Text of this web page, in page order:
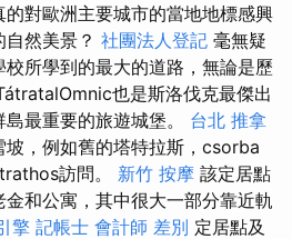
對歐洲主要城市的當地地標感興
然美景？ 社團法人登記 毫無疑
所學到的最大的道路，無論是歷
也是斯洛伐克最傑出
最重要的旅遊城堡。 台北 推拿
，例如舊的塔特拉斯，csorba
訪問。 新竹 按摩 該定居點
和公寓，其中很大一部分靠近軌
擎 記帳士 會計師 差別 定居點及